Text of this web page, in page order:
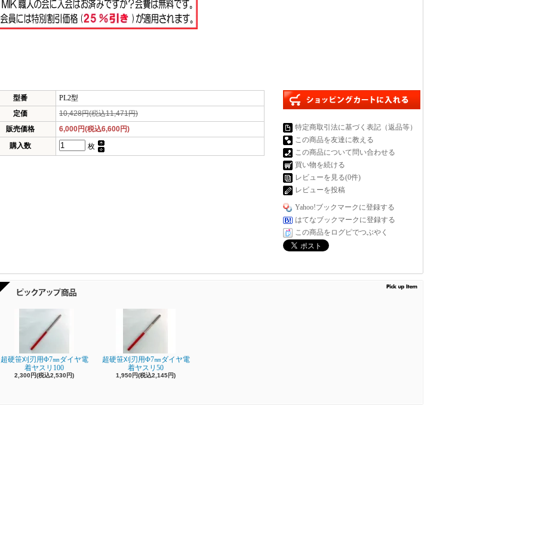
型番
PL2型
定価
10,428円(税込11,471円)
販売価格
6,000円(税込6,600円)
購入数
枚
特定商取引法に基づく表記（返品等）
この商品を友達に教える
この商品について問い合わせる
買い物を続ける
レビューを見る(0件)
レビューを投稿
Yahoo!ブックマークに登録する
はてなブックマークに登録する
この商品をログピでつぶやく
超硬笹刈刃用Φ7㎜ダイヤ電
着ヤスリ100
2,300円(税込2,530円)
超硬笹刈刃用Φ7㎜ダイヤ電
着ヤスリ50
1,950円(税込2,145円)